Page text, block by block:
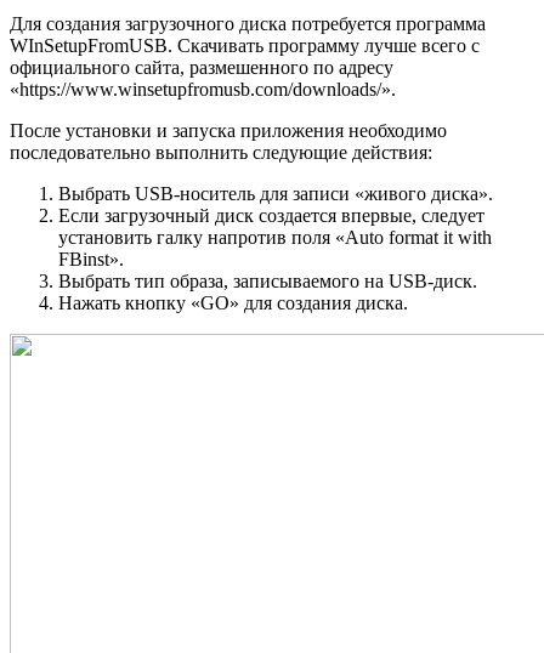
Для создания загрузочного диска потребуется программа
WInSetupFromUSB. Скачивать программу лучше всего с
официального сайта, размешенного по адресу
«https://www.winsetupfromusb.com/downloads/».
После установки и запуска приложения необходимо
последовательно выполнить следующие действия:
Выбрать USB-носитель для записи «живого диска».
Если загрузочный диск создается впервые, следует
установить галку напротив поля «Auto format it with
FBinst».
Выбрать тип образа, записываемого на USB-диск.
Нажать кнопку «GO» для создания диска.